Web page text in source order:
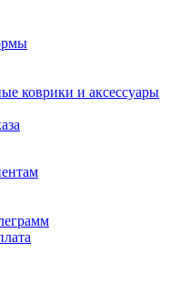
коврики и аксессуары